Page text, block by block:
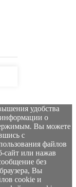
удобства
о
Вы можете
с
файлов
сайт или нажав
без
Вы
cookie и